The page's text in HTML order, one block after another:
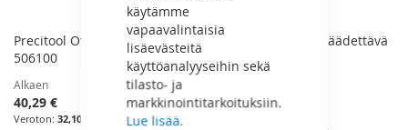
käytämme
vapaavalintaisia
lisäevästeitä
käyttöanalyyseihin sekä
tilasto- ja
markkinointitarkoituksiin.
Lue lisää.
Precitool Otsareikäavain -
506100
Alkaen
40,29 €
32,10 €
SP Otsareikäavain Säädettävä
Alkaen
270,00 €